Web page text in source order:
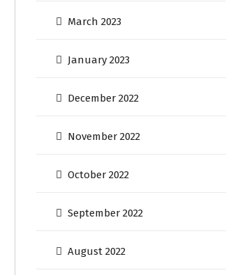
March 2023
January 2023
December 2022
November 2022
October 2022
September 2022
August 2022